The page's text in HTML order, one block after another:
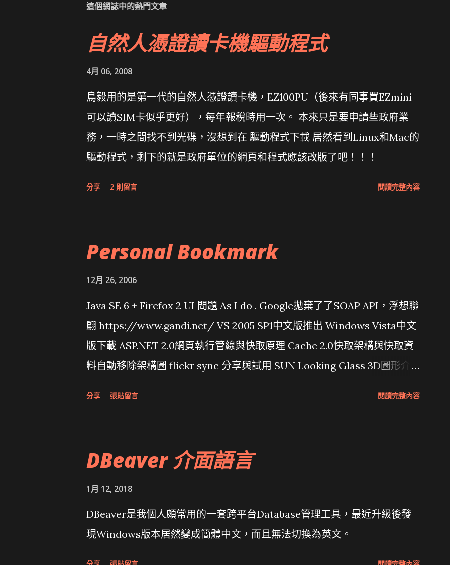
這個網誌中的熱門文章
自然人憑證讀卡機驅動程式
4月 06, 2008
鳥毅用的是第一代的自然人憑證讀卡機，EZ100PU（後來有同事買EZmini
可以讀SIM卡似乎更好），每年報稅時用一次。 本來只是要申請些政府業
務，一時之間找不到光碟，沒想到在 驅動程式下載 居然看到Linux和Mac的
驅動程式，剩下的就是政府單位的網頁和程式應該改版了吧！！！
分享 2 則留言 閱讀完整內容
Personal Bookmark
12月 26, 2006
Java SE 6 + Firefox 2 UI 問題 As I do . Google拋棄了了SOAP API，浮想聯
翩 https://www.gandi.net/ VS 2005 SP1中文版推出 Windows Vista中文
版下載 ASP.NET 2.0網頁執行管線與快取原理 Cache 2.0快取架構與快取資
料自動移除架構圖 flickr sync 分享與試用 SUN Looking Glass 3D圖形介
分享 張貼留言 閱讀完整內容
DBeaver 介面語言
1月 12, 2018
DBeaver是我個人頗常用的一套跨平台Database管理工具，最近升級後發
現Windows版本居然變成簡體中文，而且無法切換為英文。